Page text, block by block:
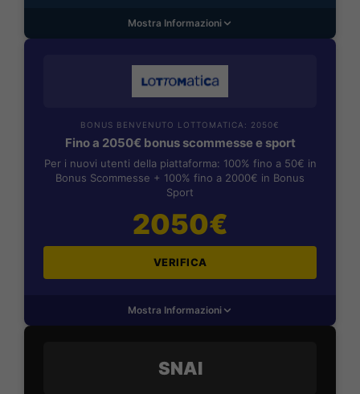
Mostra Informazioni
BONUS BENVENUTO LOTTOMATICA: 2050€
Fino a 2050€ bonus scommesse e sport
Per i nuovi utenti della piattaforma: 100% fino a 50€ in
Bonus Scommesse + 100% fino a 2000€ in Bonus
Sport
2050€
VERIFICA
Mostra Informazioni
SNAI